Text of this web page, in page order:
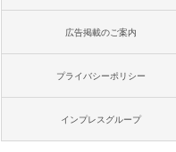
広告掲載のご案内
プライバシーポリシー
インプレスグループ